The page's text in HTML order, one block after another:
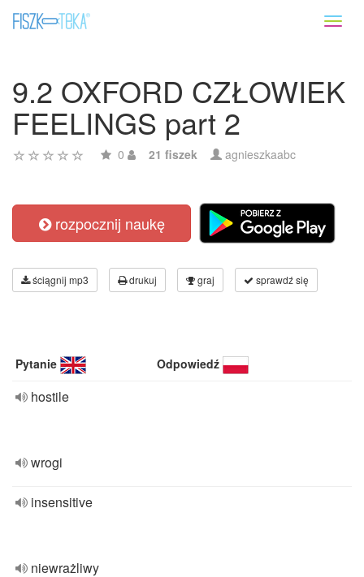
9.2 OXFORD CZŁOWIEK
FEELINGS part 2
0 21 fiszek agnieszkaabc
rozpocznij naukę
ściągnij mp3 drukuj graj sprawdź się
Pytanie Odpowiedź
hostile
wrogi
insensitive
niewrażliwy